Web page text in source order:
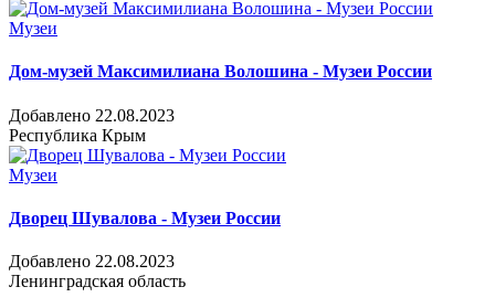
Музеи
Дом-музей Максимилиана Волошина - Музеи России
Добавлено 22.08.2023
Республика Крым
Музеи
Дворец Шувалова - Музеи России
Добавлено 22.08.2023
Ленинградская область